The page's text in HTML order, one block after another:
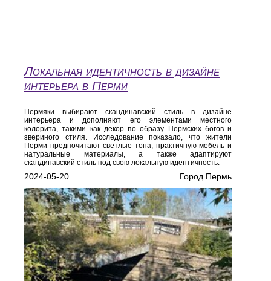
Локальная идентичность в дизайне
интерьера в Перми
Пермяки выбирают скандинавский стиль в дизайне
интерьера и дополняют его элементами местного
колорита, такими как декор по образу Пермских богов и
звериного стиля. Исследование показало, что жители
Перми предпочитают светлые тона, практичную мебель и
натуральные материалы, а также адаптируют
скандинавский стиль под свою локальную идентичность.
2024-05-20 Город Пермь